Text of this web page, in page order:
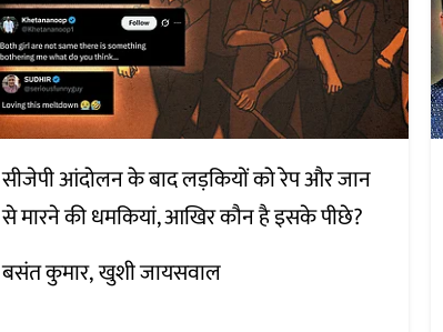
सीजेपी आंदोलन के बाद लड़कियों को रेप और जान
से मारने की धमकियां, आखिर कौन है इसके पीछे?
बसंत कुमार खुशी जायसवाल